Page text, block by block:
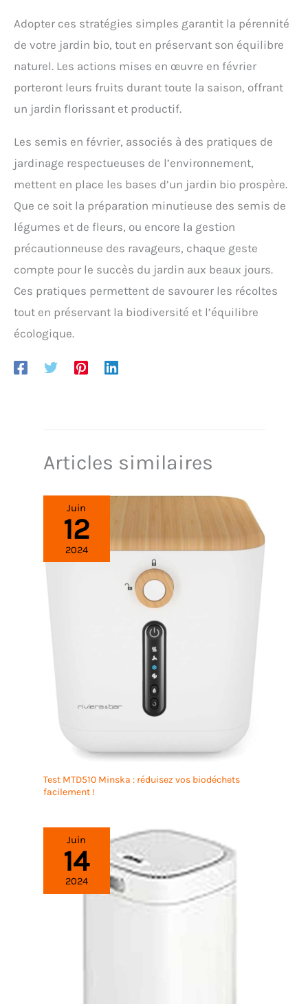
Adopter ces stratégies simples garantit la pérennité
de votre jardin bio, tout en préservant son équilibre
naturel. Les actions mises en œuvre en février
porteront leurs fruits durant toute la saison, offrant
un jardin florissant et productif.
Les semis en février, associés à des pratiques de
jardinage respectueuses de l’environnement,
mettent en place les bases d’un jardin bio prospère.
Que ce soit la préparation minutieuse des semis de
légumes et de fleurs, ou encore la gestion
précautionneuse des ravageurs, chaque geste
compte pour le succès du jardin aux beaux jours.
Ces pratiques permettent de savourer les récoltes
tout en préservant la biodiversité et l’équilibre
écologique.
Articles similaires
Juin
12
2024
Test MTD510 Minska : réduisez vos biodéchets
facilement !
Juin
14
2024